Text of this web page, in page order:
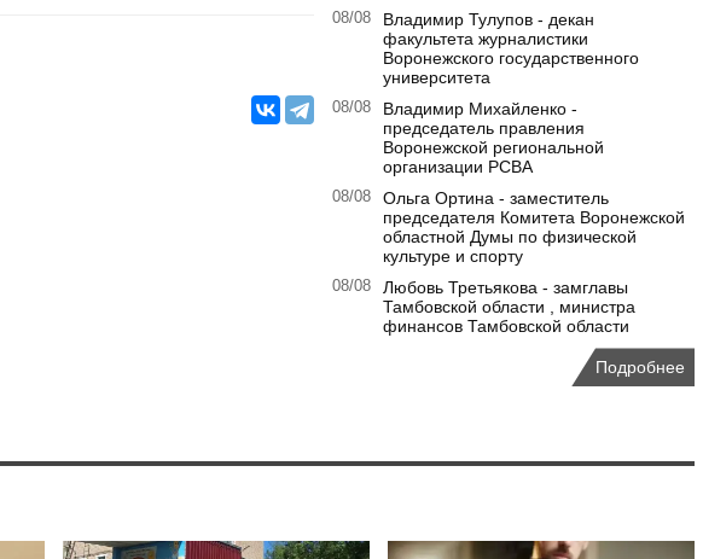
08/08
Владимир Тулупов - декан
факультета журналистики
Воронежского государственного
университета
08/08
Владимир Михайленко -
председатель правления
Воронежской региональной
организации РСВА
08/08
Ольга Ортина - заместитель
председателя Комитета Воронежской
областной Думы по физической
культуре и спорту
08/08
Любовь Третьякова - замглавы
Тамбовской области , министра
финансов Тамбовской области
Подробнее